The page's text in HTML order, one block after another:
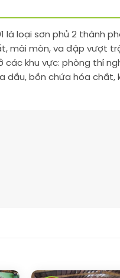
là loại sơn phủ 2
mài mòn, va đập vượt
khu vực: phòng thí
dầu, bồn chứa hóa